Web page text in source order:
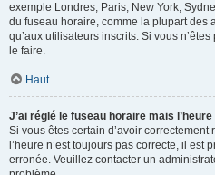
exemple Londres, Paris, New York,
du fuseau horaire, comme la plupart des
qu’aux utilisateurs inscrits. Si vous
le faire.
Haut
J’ai réglé le fuseau horaire mais
Si vous êtes certain d’avoir
l’heure n’est toujours pas correcte, il est
erronée. Veuillez contacter un